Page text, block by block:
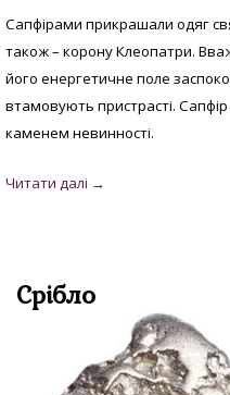
Сапфірами прикрашали одяг
також – корону Клеопатри.
його енергетичне поле
втамовують пристрасті.
каменем невинності.
Срібло